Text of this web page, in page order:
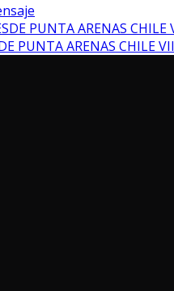
PUNTA ARENAS
PUNTA ARENAS CHILE